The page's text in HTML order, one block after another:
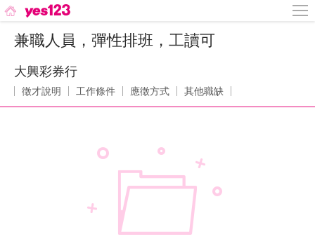
兼職人員，彈性排班，工讀可
大興彩券行
徵才說明 工作條件 應徵方式 其他職缺